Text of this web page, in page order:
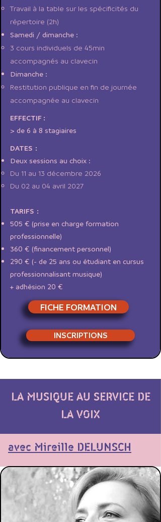
Travail à la table sur les spécificités du
répertoire (2h)
Samedi / dimanche :
3 cours individuels de 45min
accompagnés au clavecin
Dimanche :
Restitution publique en fin de journée
accompagnée au clavecin
EFFECTIF :
> de 6 à 8 stagiaires
DATES :
Deux sessions au choix :
Du 11 au 13 décembre 2026
Du 02 au 04 avril 2027
TARIFS :
505 € (prise en charge formation
professionnelle)
360 € (financement personnel)
290 € (- de 25 ans ou étudiant en cursus
professionnalisant musique)
+ adhésion 20 €​​
FICHE FORMATION
INSCRIPTIONS
LA MUSIQUE AU SERVICE DE
LA VOIX
avec Mireille DELUNSCH